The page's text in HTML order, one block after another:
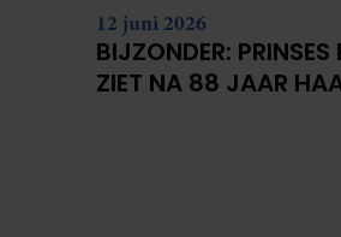
12 juni 2026
BIJZONDER: PRINSES
ZIET NA 88 JAAR